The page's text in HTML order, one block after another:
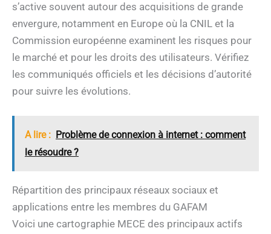
s’active souvent autour des acquisitions de grande
envergure, notamment en Europe où la CNIL et la
Commission européenne examinent les risques pour
le marché et pour les droits des utilisateurs. Vérifiez
les communiqués officiels et les décisions d’autorité
pour suivre les évolutions.
A lire : Problème de connexion à internet : comment
le résoudre ?
Répartition des principaux réseaux sociaux et
applications entre les membres du GAFAM
Voici une cartographie MECE des principaux actifs